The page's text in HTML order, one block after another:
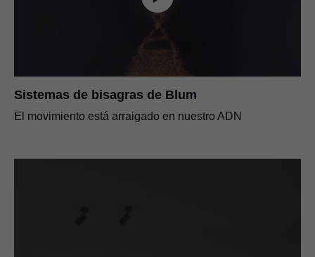
Sistemas de bisagras de Blum
El movimiento está arraigado en nuestro ADN